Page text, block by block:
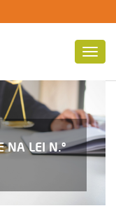
NA LEI N.º